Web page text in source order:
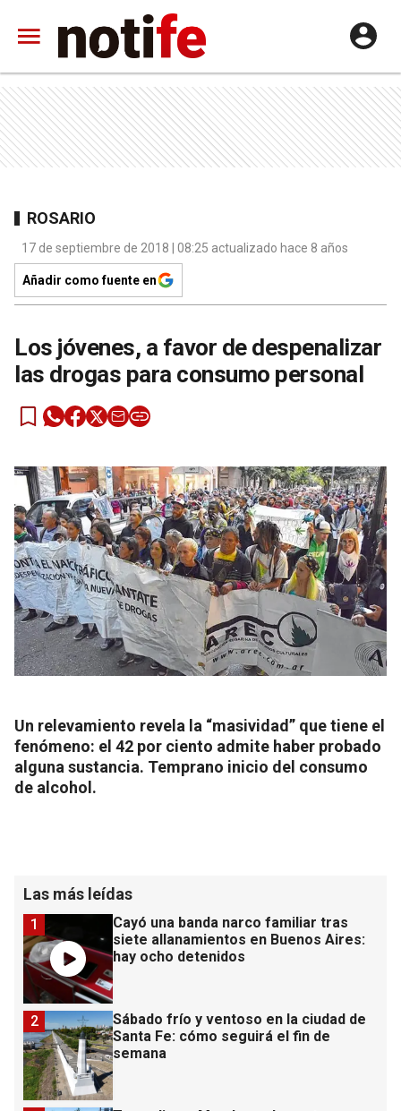
ROSARIO
17 de septiembre de 2018 | 08:25 actualizado hace 8 años
Añadir como fuente en
Los jóvenes, a favor de despenalizar
las drogas para consumo personal
Un relevamiento revela la “masividad” que tiene el
fenómeno: el 42 por ciento admite haber probado
alguna sustancia. Temprano inicio del consumo
de alcohol.
Las más leídas
Cayó una banda narco familiar tras
siete allanamientos en Buenos Aires:
hay ocho detenidos
1
Sábado frío y ventoso en la ciudad de
Santa Fe: cómo seguirá el fin de
semana
2